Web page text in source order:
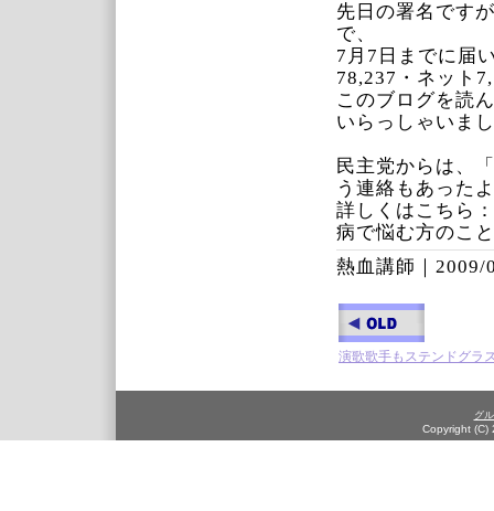
先日の署名です
で、
7月7日までに届
78,237・ネット
このブログを読
いらっしゃいま
民主党からは、
う連絡もあった
詳しくはこちら
病で悩む方のこ
熱血講師｜ 2009/
演歌歌手もステンドグラ
グ
Copyright (C)